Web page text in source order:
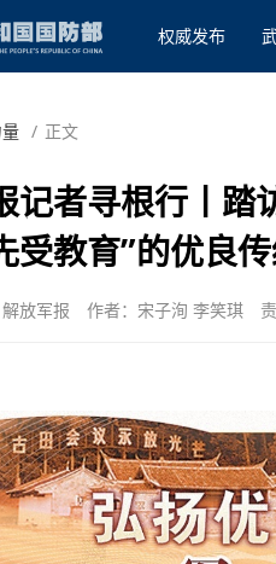
权威发布
/ 正文
记者寻根行丨踏
受教育”的优良
放军报 作者：宋子洵 李笑琪